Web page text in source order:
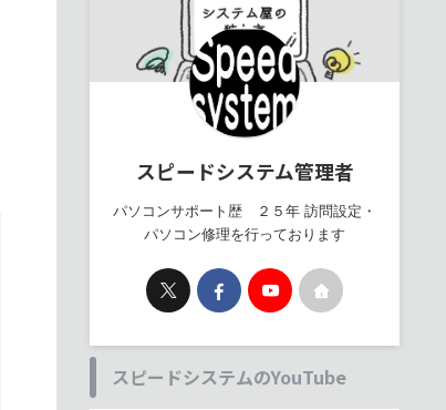
スピードシステム管理者
パソコンサポート歴 ２５年 訪問設定・
パソコン修理を行っております
スピードシステムのYouTube